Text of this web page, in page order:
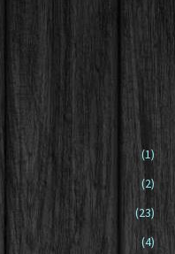
(1)
(2)
(23)
(4)